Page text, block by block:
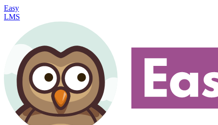
Easy
LMS